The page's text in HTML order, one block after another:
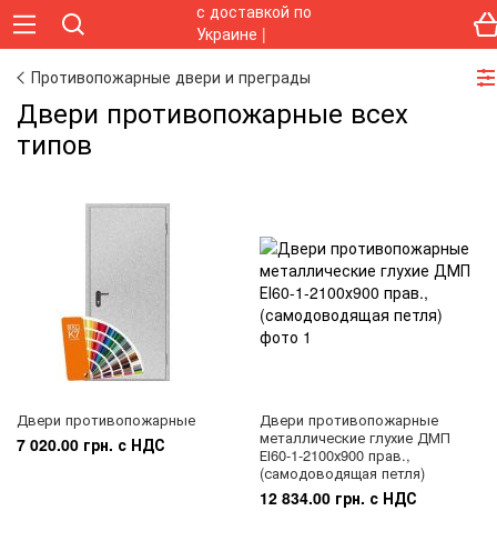
Противопожарные двери и преграды
Двери противопожарные всех
типов
Двери противопожарные
7 020.00 грн. с НДС
Двери противопожарные
металлические глухие ДМП
ЕІ60-1-2100х900 прав.,
(самодоводящая петля)
12 834.00 грн. с НДС